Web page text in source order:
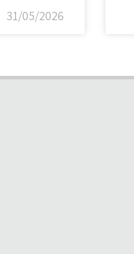
31/05/2026